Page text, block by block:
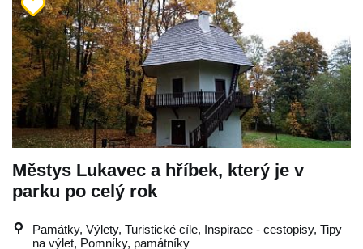
Městys Lukavec a hříbek, který je v
parku po celý rok
Památky, Výlety, Turistické cíle, Inspirace - cestopisy, Tipy
na výlet, Pomníky, památníky